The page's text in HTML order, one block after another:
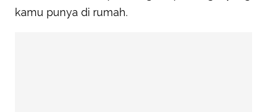
kamu punya di rumah.